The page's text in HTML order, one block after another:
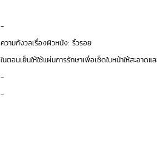
-
ความกังวลเรื่องผิวหนัง: ริ้วรอย
ในตอนเย็นให้ใช้แผ่นการรักษาเพื่อเช็ดใบหน้าให้สะอาดแ
-
-